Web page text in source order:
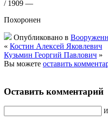
/ 1909 —
Похоронен
Опубликовано в
« Костин Алексей Яковлевич
Кузьмин Георгий Павлович »
Вы можете оставить
Оставить комментарий